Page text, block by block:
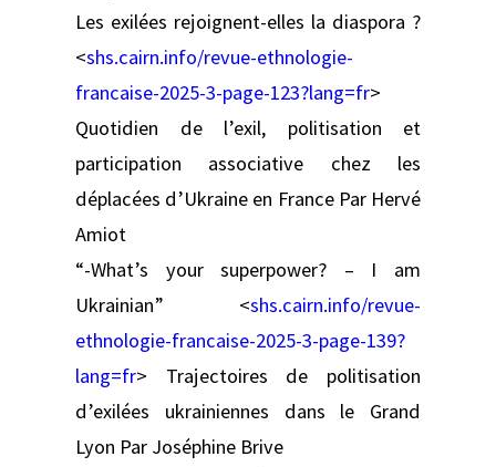
Les exilées rejoignent-elles la diaspora ?
<shs.cairn.info/revue-ethnologie-
francaise-2025-3-page-123?lang=fr>
Quotidien de l’exil, politisation et
participation associative chez les
déplacées d’Ukraine en France Par Hervé
Amiot
“-What’s your superpower? – I am
Ukrainian” <shs.cairn.info/revue-
ethnologie-francaise-2025-3-page-139?
lang=fr> Trajectoires de politisation
d’exilées ukrainiennes dans le Grand
Lyon Par Joséphine Brive